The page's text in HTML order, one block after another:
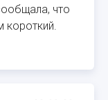
что
короткий.